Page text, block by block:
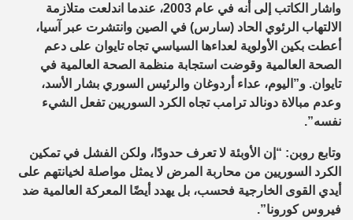
واشار الكاتب إلى أنه في عام 2003، عندما اندلعت متلازمة
الالتهاب الرئوي الحاد (سارس) في الصين وانتشرت عبر آسيا،
أعطت بكين الأولوية لعداءها السياسي تجاه تايوان على دعم
الصحة العالمية وقوضت استجابة منظمة الصحة العالمية في
تايوان. و”اليوم، عداء أردوغان والرئيس السوري بشار الأسد،
وعدم مبالاة دونالد ترامب تجاه الكرد السوريين تفعل الشيء
نفسه”.
وتابع روبن: “إن الأوبئة لا تعرف حدودًا، ولكن الفشل في تمكين
الكرد السوريين من محاربة المرض لا يمثل مواصلة لخيانتهم على
أيدي القوى الخارجية فحسب، بل يهدد أيضًا المعركة العالمية ضد
فيروس كورونا”.